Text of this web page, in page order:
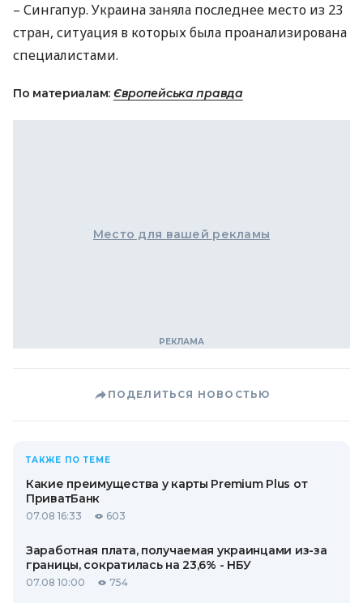
– Сингапур. Украина заняла последнее место из 23
стран, ситуация в которых была проанализирована
специалистами.
По материалам: Європейська правда
Место для вашей рекламы
ПОДЕЛИТЬСЯ НОВОСТЬЮ
ТАКЖЕ ПО ТЕМЕ
Какие преимущества у карты Premium Plus от
ПриватБанк
07.08 16:33 603
Заработная плата, получаемая украинцами из-за
границы, сократилась на 23,6% - НБУ
07.08 10:00 754